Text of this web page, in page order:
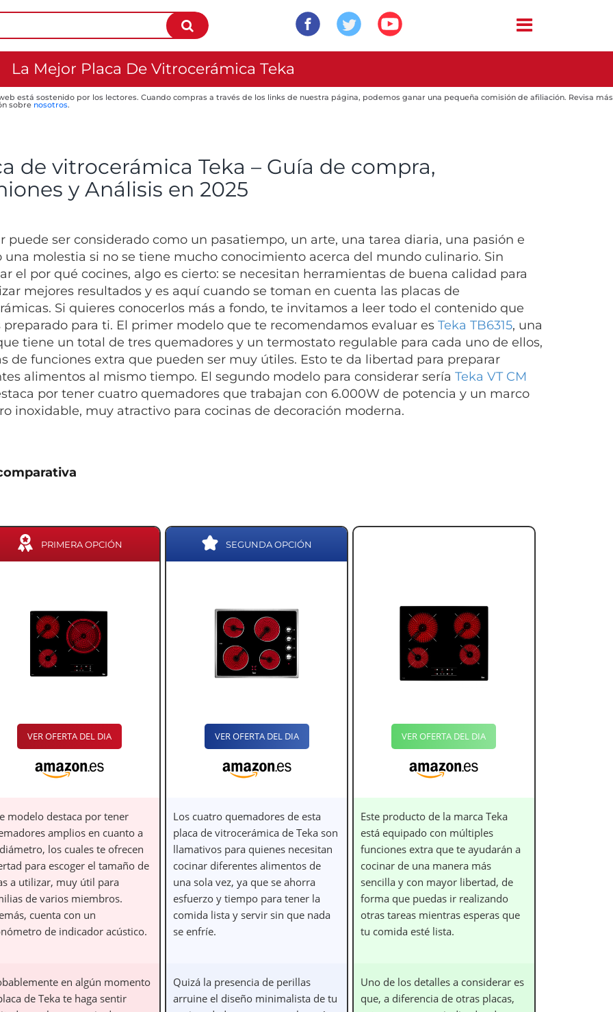
La Mejor Placa De Vitrocerámica Teka
está sostenido por los lectores. Cuando compras a través de los links de nuestra página, podemos ganar una pequeña comisión de afiliación. Revisa más
sobre nosotros.
de vitrocerámica Teka – Guía de compra,
y Análisis en 2025
puede ser considerado como un pasatiempo, un arte, una tarea diaria, una pasión e
una molestia si no se tiene mucho conocimiento acerca del mundo culinario. Sin
el por qué cocines, algo es cierto: se necesitan herramientas de buena calidad para
mejores resultados y es aquí cuando se toman en cuenta las placas de
Si quieres conocerlos más a fondo, te invitamos a leer todo el contenido que
preparado para ti. El primer modelo que te recomendamos evaluar esTeka TB6315, una
tiene un total de tres quemadores y un termostato regulable para cada uno de ellos,
de funciones extra que pueden ser muy útiles. Esto te da libertad para preparar
alimentos al mismo tiempo. El segundo modelo para considerar sería Teka VT CM
por tener cuatro quemadores que trabajan con 6.000W de potencia y un marco
inoxidable, muy atractivo para cocinas de decoración moderna.
PRIMERA OPCIÓN
VER OFERTA DEL DIA
modelo destaca por tener
amplios en cuanto a
los cuales te ofrecen
para escoger el tamaño de
a utilizar, muy útil para
de varios miembros.
cuenta con un
de indicador acústico.
en algún momento
de Teka te haga sentir
SEGUNDA OPCIÓN
VER OFERTA DEL DIA
Los cuatro quemadores de esta
placa de vitrocerámica de Teka son
llamativos para quienes necesitan
cocinar diferentes alimentos de
una sola vez, ya que se ahorra
esfuerzo y tiempo para tener la
comida lista y servir sin que nada
se enfríe.
Quizá la presencia de perillas
arruine el diseño minimalista de tu
VER OFERTA DEL DIA
Este producto de la marca Teka
está equipado con múltiples
funciones extra que te ayudarán a
cocinar de una manera más
sencilla y con mayor libertad, de
forma que puedas ir realizando
otras tareas mientras esperas que
tu comida esté lista.
Uno de los detalles a considerar es
que, a diferencia de otras placas,